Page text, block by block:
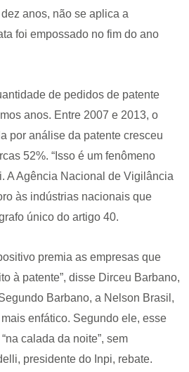
anos, não se aplica a
foi empossado no fim do ano
de pedidos de patente
anos. Entre 2007 e 2013, o
por análise da patente cresceu
52%. “Isso é um fenômeno
A Agência Nacional de Vigilância
às indústrias nacionais que
único do artigo 40.
premia as empresas que
à patente”, disse Dirceu Barbano,
Barbano, a Nelson Brasil,
enfático. Segundo ele, esse
calada da noite”, sem
presidente do Inpi, rebate.